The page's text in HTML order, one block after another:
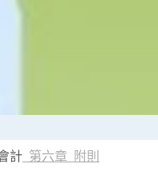
計 第六章 附則